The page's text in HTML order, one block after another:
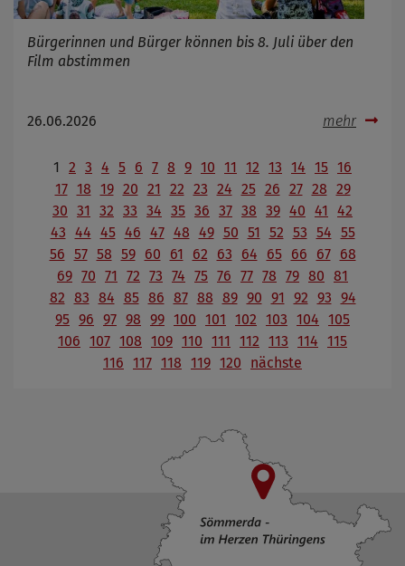
Bürgerinnen und Bürger können bis 8. Juli über den
Film abstimmen
26.06.2026 mehr
1 2 3 4 5 6 7 8 9 10 11 12 13 14 15 16
17 18 19 20 21 22 23 24 25 26 27 28 29
30 31 32 33 34 35 36 37 38 39 40 41
42
43 44 45 46 47 48 49 50 51 52 53 54 55
56 57 58 59 60 61 62 63 64 65 66 67
68
69 70 71 72 73 74 75 76 77 78 79 80 81
82 83 84 85 86 87 88 89 90 91 92 93 94
95 96 97 98 99 100 101 102 103 104 105
106 107 108 109 110 111 112 113 114 115
116 117 118 119 120 nächste